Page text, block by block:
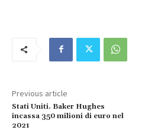
Previous article
Stati Uniti. Baker Hughes
incassa 350 milioni di euro nel
2021